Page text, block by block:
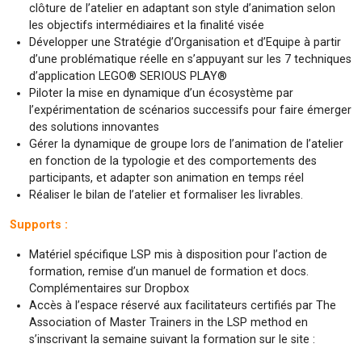
clôture de l’atelier en adaptant son style d’animation selon
les objectifs intermédiaires et la finalité visée
Développer une Stratégie d’Organisation et d’Equipe à partir
d’une problématique réelle en s’appuyant sur les 7 techniques
d’application LEGO® SERIOUS PLAY®
Piloter la mise en dynamique d’un écosystème par
l’expérimentation de scénarios successifs pour faire émerger
des solutions innovantes
Gérer la dynamique de groupe lors de l’animation de l’atelier
en fonction de la typologie et des comportements des
participants, et adapter son animation en temps réel
Réaliser le bilan de l’atelier et formaliser les livrables.
Supports :
Matériel spécifique LSP mis à disposition pour l’action de
formation, remise d’un manuel de formation et docs.
Complémentaires sur Dropbox
Accès à l’espace réservé aux facilitateurs certifiés par The
Association of Master Trainers in the LSP method en
s’inscrivant la semaine suivant la formation sur le site :